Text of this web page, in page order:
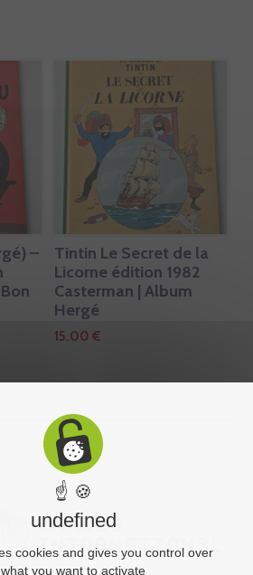
–
Tintin Le Secret de la
Licorne édition 1982
Casterman | Album
Hergé
15.00 €
☝ 🍪
undefined
cookies and gives you control over
what you want to activate